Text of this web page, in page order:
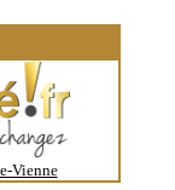
Vienne